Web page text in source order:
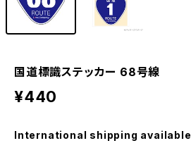
国道標識ステッカー 68号線
¥440
International shipping available